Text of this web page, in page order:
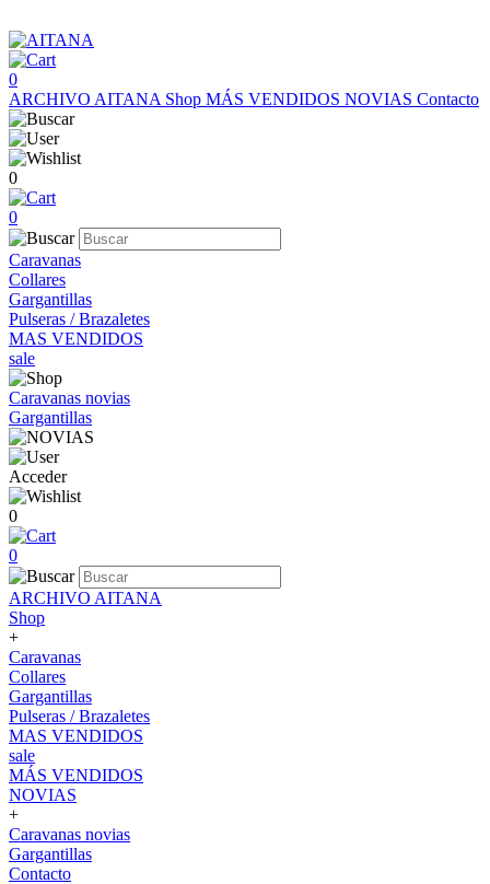
0
ARCHIVO AITANA Shop MÁS VENDIDOS NOVIAS Contacto
0
0
Caravanas
Collares
Gargantillas
Pulseras / Brazaletes
MAS VENDIDOS
sale
Caravanas novias
Gargantillas
Acceder
0
0
ARCHIVO AITANA
Shop
+
Caravanas
Collares
Gargantillas
Pulseras / Brazaletes
MAS VENDIDOS
sale
MÁS VENDIDOS
NOVIAS
+
Caravanas novias
Gargantillas
Contacto